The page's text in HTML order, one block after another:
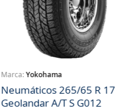
Yokohama
Neumáticos 265/65 R 17
Geolandar A/T S G012